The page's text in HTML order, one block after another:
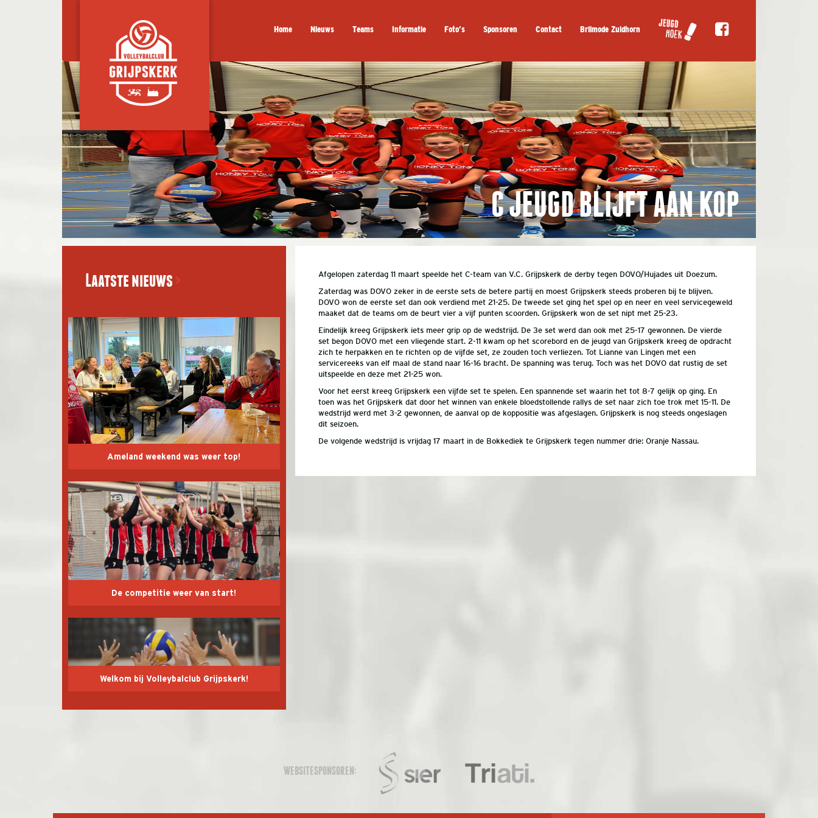
Home Nieuws Teams Informatie Foto’s Sponsoren Contact Brilmode Zuidhorn
C JEUGD BLIJFT AAN KOP
Laatste nieuws
Ameland weekend was weer top!
De competitie weer van start!
Welkom bij Volleybalclub Grijpskerk!
Afgelopen zaterdag 11 maart speelde het C-team van V.C. Grijpskerk de derby tegen DOVO/Hujades uit Doezum.
Zaterdag was DOVO zeker in de eerste sets de betere partij en moest Grijpskerk steeds proberen bij te blijven.
DOVO won de eerste set dan ook verdiend met 21-25. De tweede set ging het spel op en neer en veel servicegeweld
maaket dat de teams om de beurt vier a vijf punten scoorden. Grijpskerk won de set nipt met 25-23.
Eindelijk kreeg Grijpskerk iets meer grip op de wedstrijd. De 3e set werd dan ook met 25-17 gewonnen. De vierde
set begon DOVO met een vliegende start. 2-11 kwam op het scorebord en de jeugd van Grijpskerk kreeg de opdracht
zich te herpakken en te richten op de vijfde set, ze zouden toch verliezen. Tot Lianne van Lingen met een
servicereeks van elf maal de stand naar 16-16 bracht. De spanning was terug. Toch was het DOVO dat rustig de set
uitspeelde en deze met 21-25 won.
Voor het eerst kreeg Grijpskerk een vijfde set te spelen. Een spannende set waarin het tot 8-7 gelijk op ging. En
toen was het Grijpskerk dat door het winnen van enkele bloedstollende rallys de set naar zich toe trok met 15-11. De
wedstrijd werd met 3-2 gewonnen, de aanval op de koppositie was afgeslagen. Grijpskerk is nog steeds ongeslagen
dit seizoen.
De volgende wedstrijd is vrijdag 17 maart in de Bokkediek te Grijpskerk tegen nummer drie: Oranje Nassau.
WEBSITESPONSOREN: